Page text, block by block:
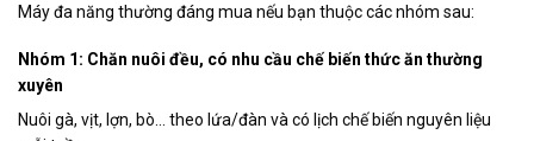
Máy đa năng thường đáng mua nếu bạn thuộc các nhóm sau:
Nhóm 1: Chăn nuôi đều, có nhu cầu chế biến thức ăn thường
xuyên
Nuôi gà, vịt, lợn, bò… theo lứa/đàn và có lịch chế biến nguyên liệu